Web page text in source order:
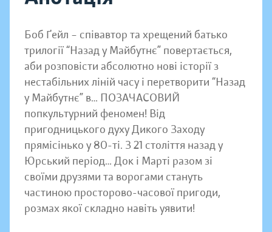
Боб Ґейл – співавтор та хрещений батько
трилогії “Назад у Майбутнє” повертається,
аби розповісти абсолютно нові історії з
нестабільних ліній часу і перетворити “Назад
у Майбутнє” в… ПОЗАЧАСОВИЙ
попкультурний феномен! Від
пригодницького духу Дикого Заходу
прямісінько у 80-ті. З 21 століття назад у
Юрський період… Док і Марті разом зі
своїми друзями та ворогами стануть
частиною просторово-часової пригоди,
розмах якої складно навіть уявити!